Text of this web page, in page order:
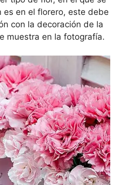
es en el florero, este debe
con la decoración de la
muestra en la fotografía.